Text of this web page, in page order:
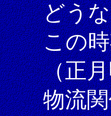
どう
この
（正
物流